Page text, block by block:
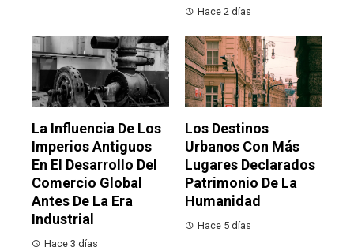
Hace 2 días
La Influencia De Los
Imperios Antiguos
En El Desarrollo Del
Comercio Global
Antes De La Era
Industrial
Hace 3 días
Los Destinos
Urbanos Con Más
Lugares Declarados
Patrimonio De La
Humanidad
Hace 5 días